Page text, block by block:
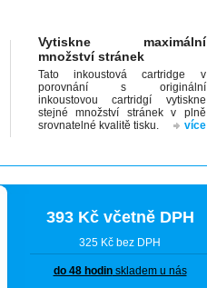
Vytiskne maximální
množství stránek
Tato inkoustová cartridge v
porovnání s originální
inkoustovou cartridgí vytiskne
stejné množství stránek v plně
srovnatelné kvalitě tisku.
více
393 Kč včetně DPH
325 Kč bez DPH
do 48 hodinskladem u nás